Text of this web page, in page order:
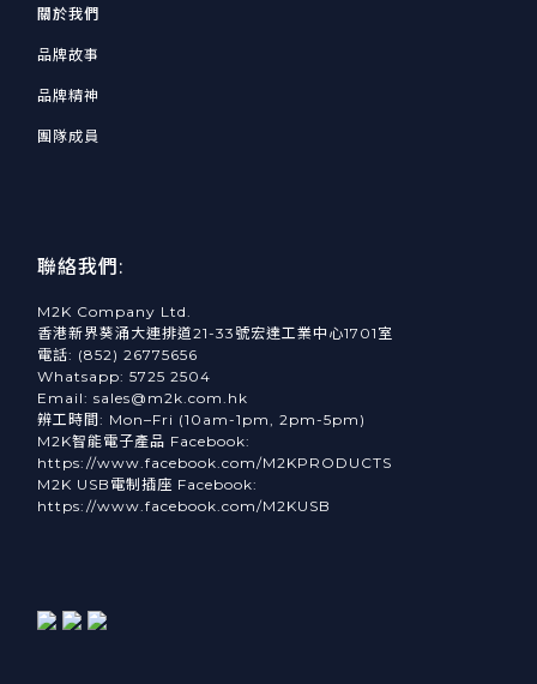
關於我們
品牌故事
品牌精神
團隊成員
聯絡我們:
M2K Company Ltd.
香港新界葵涌大連排道21-33號宏達工業中心1701室
電話: (852) 26775656
Whatsapp: 5725 2504
Email: sales@m2k.com.hk
辨工時間: Mon–Fri (10am-1pm, 2pm-5pm)
M2K智能電子產品 Facebook:
https://www.facebook.com/M2KPRODUCTS
M2K USB電制插座 Facebook:
https://www.facebook.com/M2KUSB